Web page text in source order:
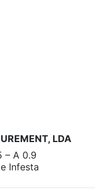
LDA
– A 0.9
Infesta